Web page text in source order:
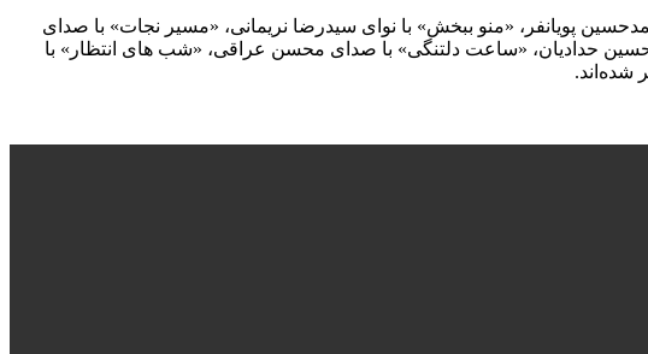
پویانفر، «منو ببخش» با نوای سیدرضا نریمانی، «مسیر نجات» با صدای
حدادیان، «ساعت دلتنگی» با صدای محسن عراقی، «شب های انتظار» با
شده‌اند.